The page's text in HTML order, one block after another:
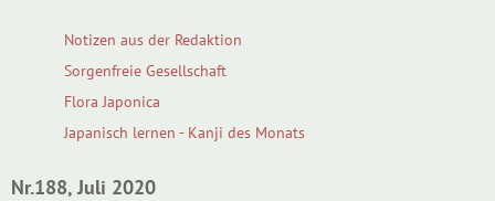
Notizen aus der Redaktion
Sorgenfreie Gesellschaft
Flora Japonica
Japanisch lernen - Kanji des Monats
Nr.188, Juli 2020